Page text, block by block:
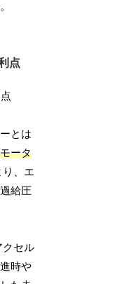
点
とは
ータ
り、エ
給圧
クセル
時や